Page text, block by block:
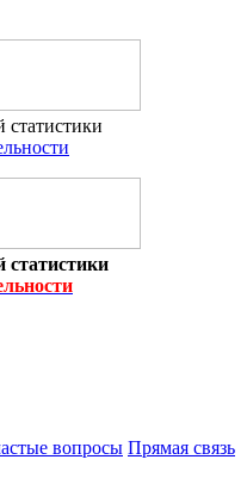
вопросы Прямая связь